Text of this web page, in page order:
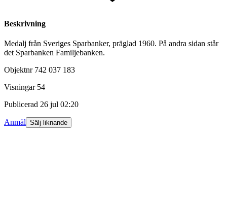
Beskrivning
Medalj från Sveriges Sparbanker, präglad 1960. På andra sidan står
det Sparbanken Familjebanken.
Objektnr 742 037 183
Visningar 54
Publicerad 26 jul 02:20
Anmäl Sälj liknande